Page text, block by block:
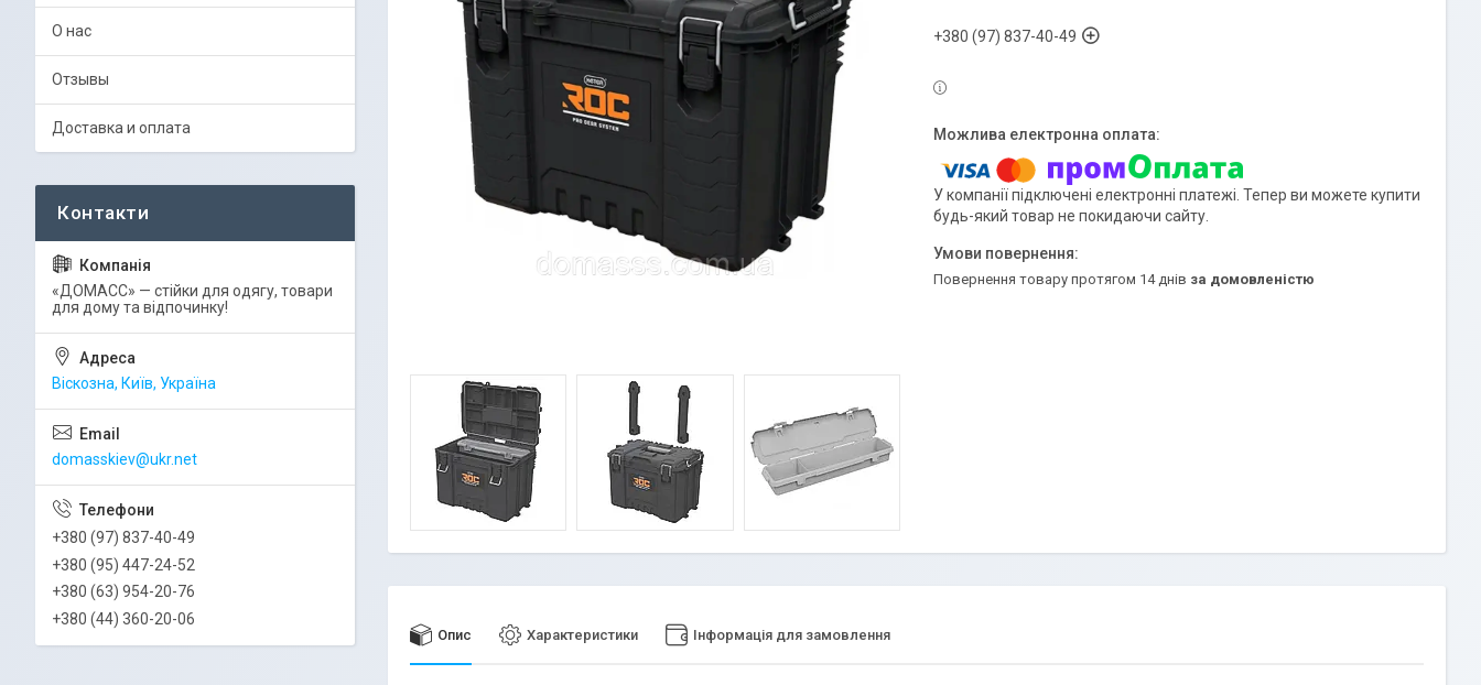
+380 (97) 837-40-49
У компанії підключені електронні платежі. Тепер ви можете купити
будь-який товар не покидаючи сайту.
повернення товару протягом 14 днів за домовленістю
Опис Характеристики Інформація для замовлення
О нас
Отзывы
Доставка и оплата
«ДОМАСС» — стійки для одягу, товари
для дому та відпочинку!
Віскозна, Київ, Україна
domasskiev@ukr.net
+380 (97) 837-40-49
+380 (95) 447-24-52
+380 (63) 954-20-76
+380 (44) 360-20-06